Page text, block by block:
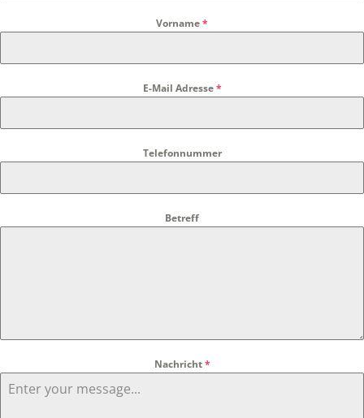
Vorname*
E-Mail Adresse*
Telefonnummer
Betreff
Nachricht*